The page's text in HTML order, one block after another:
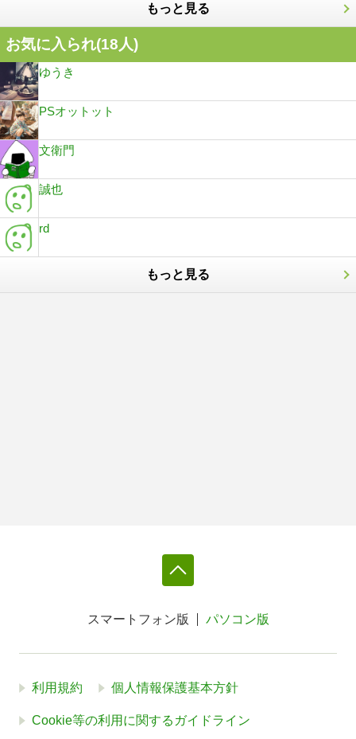
もっと見る
お気に入られ(18人)
ゆうき
PSオットット
文衛門
誠也
rd
もっと見る
スマートフォン版 パソコン版
利用規約 個人情報保護基本方針
Cookie等の利用に関するガイドライン